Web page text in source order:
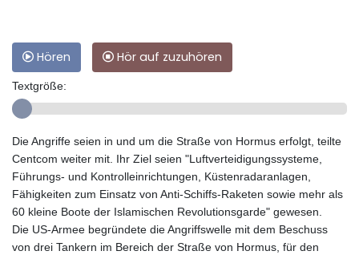
Hören Hör auf zuzuhören
Textgröße:
Die Angriffe seien in und um die Straße von Hormus erfolgt, teilte
Centcom weiter mit. Ihr Ziel seien "Luftverteidigungssysteme,
Führungs- und Kontrolleinrichtungen, Küstenradaranlagen,
Fähigkeiten zum Einsatz von Anti-Schiffs-Raketen sowie mehr als
60 kleine Boote der Islamischen Revolutionsgarde" gewesen.
Die US-Armee begründete die Angriffswelle mit dem Beschuss
von drei Tankern im Bereich der Straße von Hormus, für den